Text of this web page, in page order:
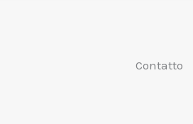
Contatto